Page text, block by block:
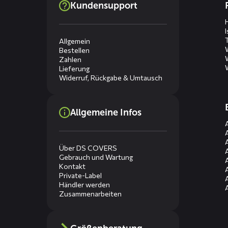
Kundensupport
Allgemein
Bestellen
Zahlen
Lieferung
Widerruf, Rückgabe & Umtausch
Allgemeine Infos
Über DS COVERS
Gebrauch und Wartung
Kontakt
Private-Label
Händler werden
Zusammenarbeiten